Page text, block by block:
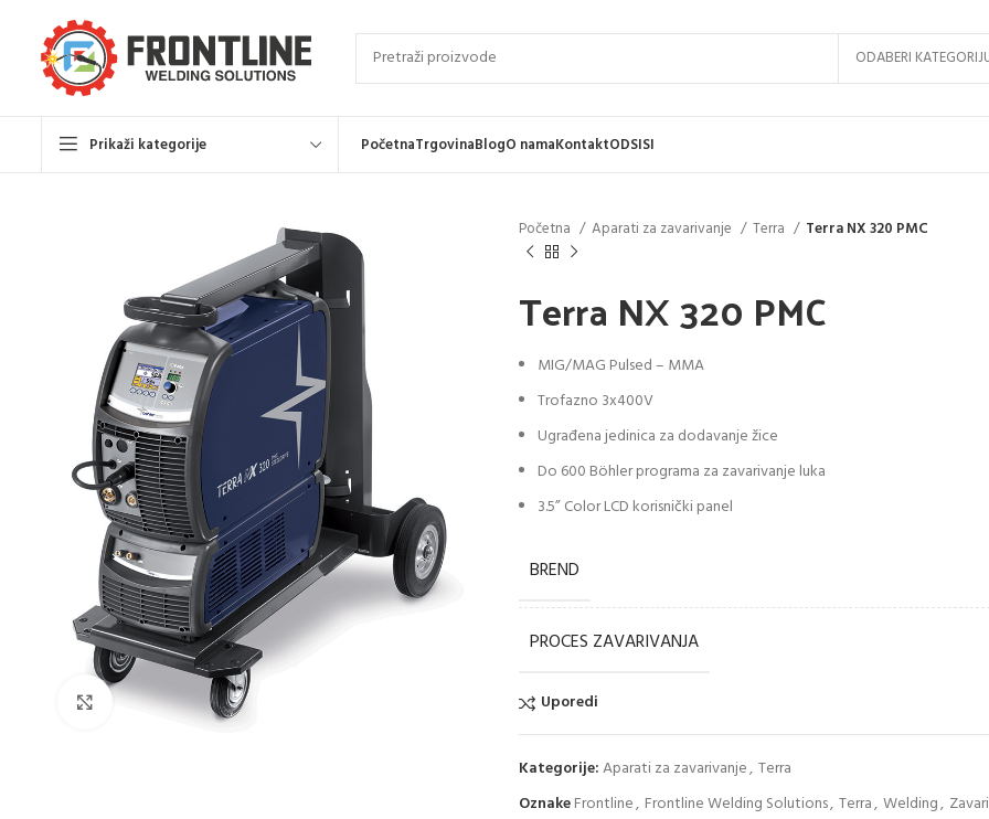
ODABERI
Prikaži kategorije PočetnaTrgovinaBlogO namaKontaktODSISI
Click to enlarge
Početna Aparati za zavarivanje Terra Terra NX 320 PMC
Terra NX 320 PMC
MIG/MAG Pulsed – MMA
Trofazno 3x400V
Ugrađena jedinica za dodavanje žice
Do 600 Böhler programa za zavarivanje luka
3.5” Color LCD korisnički panel
BREND
PROCES ZAVARIVANJA
Uporedi
Kategorije:Aparati za zavarivanje, Terra
OznakeFrontline, Frontline Welding Solutions, Terra, Welding,